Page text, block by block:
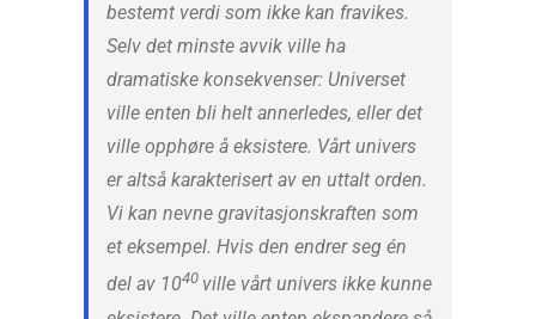
bestemt verdi som ikke kan fravikes.
Selv det minste avvik ville ha
dramatiske konsekvenser: Universet
ville enten bli helt annerledes, eller det
ville opphøre å eksistere. Vårt univers
er altså karakterisert av en uttalt orden.
Vi kan nevne gravitasjonskraften som
et eksempel. Hvis den endrer seg én
del av 1040 ville vårt univers ikke kunne